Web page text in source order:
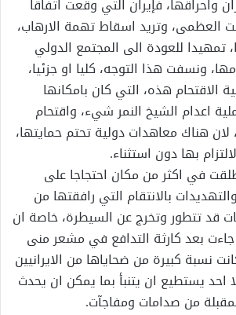
فإيران التي وقعت اتفاقا
العظمى، وتريد اسقاط تهمة الارهاب،
تمهيدا للعودة الى المجتمع الدولي
ونسفت هذا التوجه، كليا او جزئيا،
الاقتحام هذه، التي كان بامكانها
اعدام الشيخ النمر شيء، واقتحام
هناك معاهدات دولية تحتم حمايتها،
بها دون استثناء.
في اكثر من مكان احتجاجا على
بالانتقام التي رافقتها من
قد تتطور وتخرج عن السيطرة، خاصة ان
بعد كارثة التدافع في مشعر منى
نسبة كبيرة من ضحاياها من الايرانيين
احد يستطيع ان يتنبأ بما يمكن ان يحدث
من صدامات ومفاجآت.